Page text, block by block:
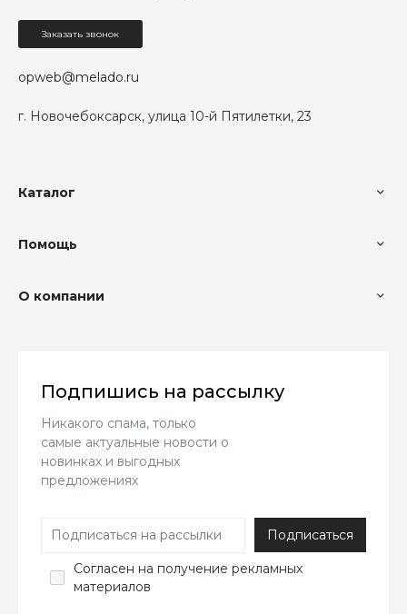
г. Новочебоксарск, улица 10-й Пятилетки, 23
opweb@melado.ru
Заказать звонок
Каталог
Помощь
О компании
Подпишись на рассылку
Никакого спама, только
самые актуальные новости о
новинках и выгодных
предложениях
Согласен на получение рекламных
материалов